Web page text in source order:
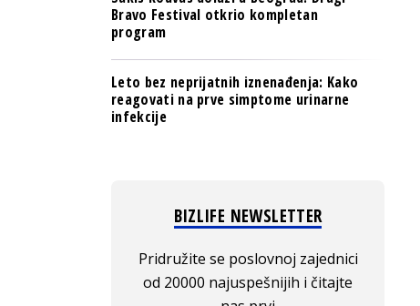
Bravo Festival otkrio kompletan
program
Leto bez neprijatnih iznenađenja: Kako
reagovati na prve simptome urinarne
infekcije
BIZLIFE NEWSLETTER
Pridružite se poslovnoj zajednici
od 20000 najuspešnijih i čitajte